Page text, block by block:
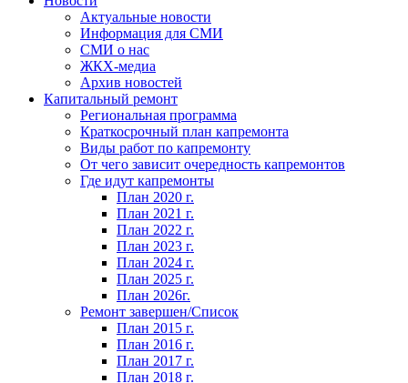
Актуальные новости
Информация для СМИ
СМИ о нас
ЖКХ-медиа
Архив новостей
Капитальный ремонт
Региональная программа
Краткосрочный план капремонта
Виды работ по капремонту
От чего зависит очередность капремонтов
Где идут капремонты
План 2020 г.
План 2021 г.
План 2022 г.
План 2023 г.
План 2024 г.
План 2025 г.
План 2026г.
Ремонт завершен/Список
План 2015 г.
План 2016 г.
План 2017 г.
План 2018 г.